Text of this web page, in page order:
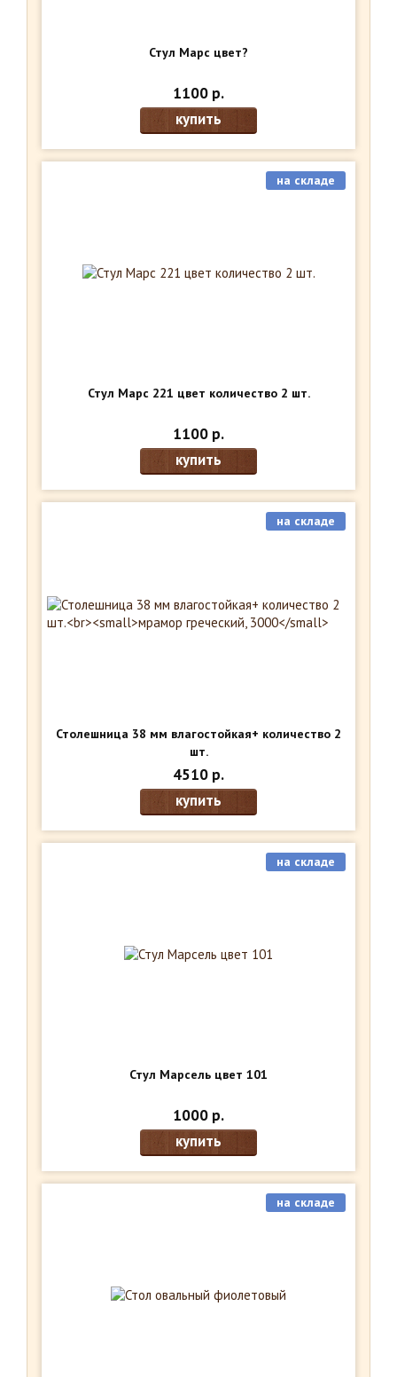
Стул Марс цвет?
1100 р.
купить
Стул Марс 221 цвет количество 2 шт.
на складе
1100 р.
купить
Столешница 38 мм влагостойкая+ количество 2
шт.
мрамор греческий, 3000
на складе
4510 р.
купить
Стул Марсель цвет 101
на складе
1000 р.
купить
на складе